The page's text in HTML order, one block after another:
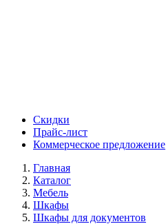
Скидки
Прайс-лист
Коммерческое предложение
Главная
Каталог
Мебель
Шкафы
Шкафы для документов